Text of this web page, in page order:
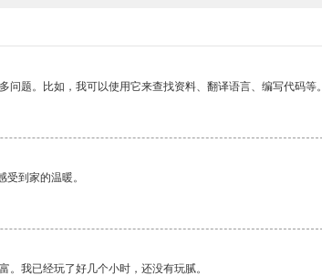
问题。比如，我可以使用它来查找资料、翻译语言、编写代码等。
到家的温暖。
。我已经玩了好几个小时，还没有玩腻。